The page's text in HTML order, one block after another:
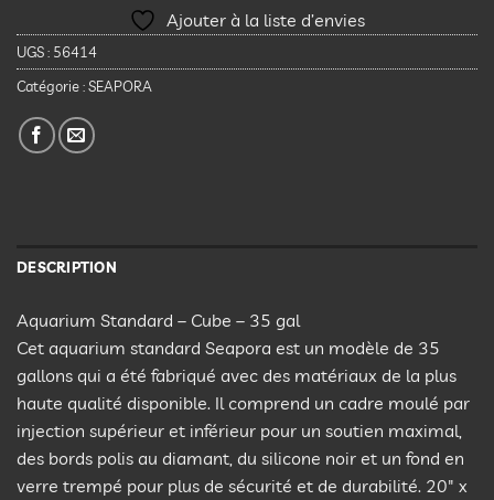
Ajouter à la liste d’envies
UGS : 56414
Catégorie :SEAPORA
DESCRIPTION
Aquarium Standard – Cube – 35 gal
Cet aquarium standard Seapora est un modèle de 35
gallons qui a été fabriqué avec des matériaux de la plus
haute qualité disponible. Il comprend un cadre moulé par
injection supérieur et inférieur pour un soutien maximal,
des bords polis au diamant, du silicone noir et un fond en
verre trempé pour plus de sécurité et de durabilité. 20″ x